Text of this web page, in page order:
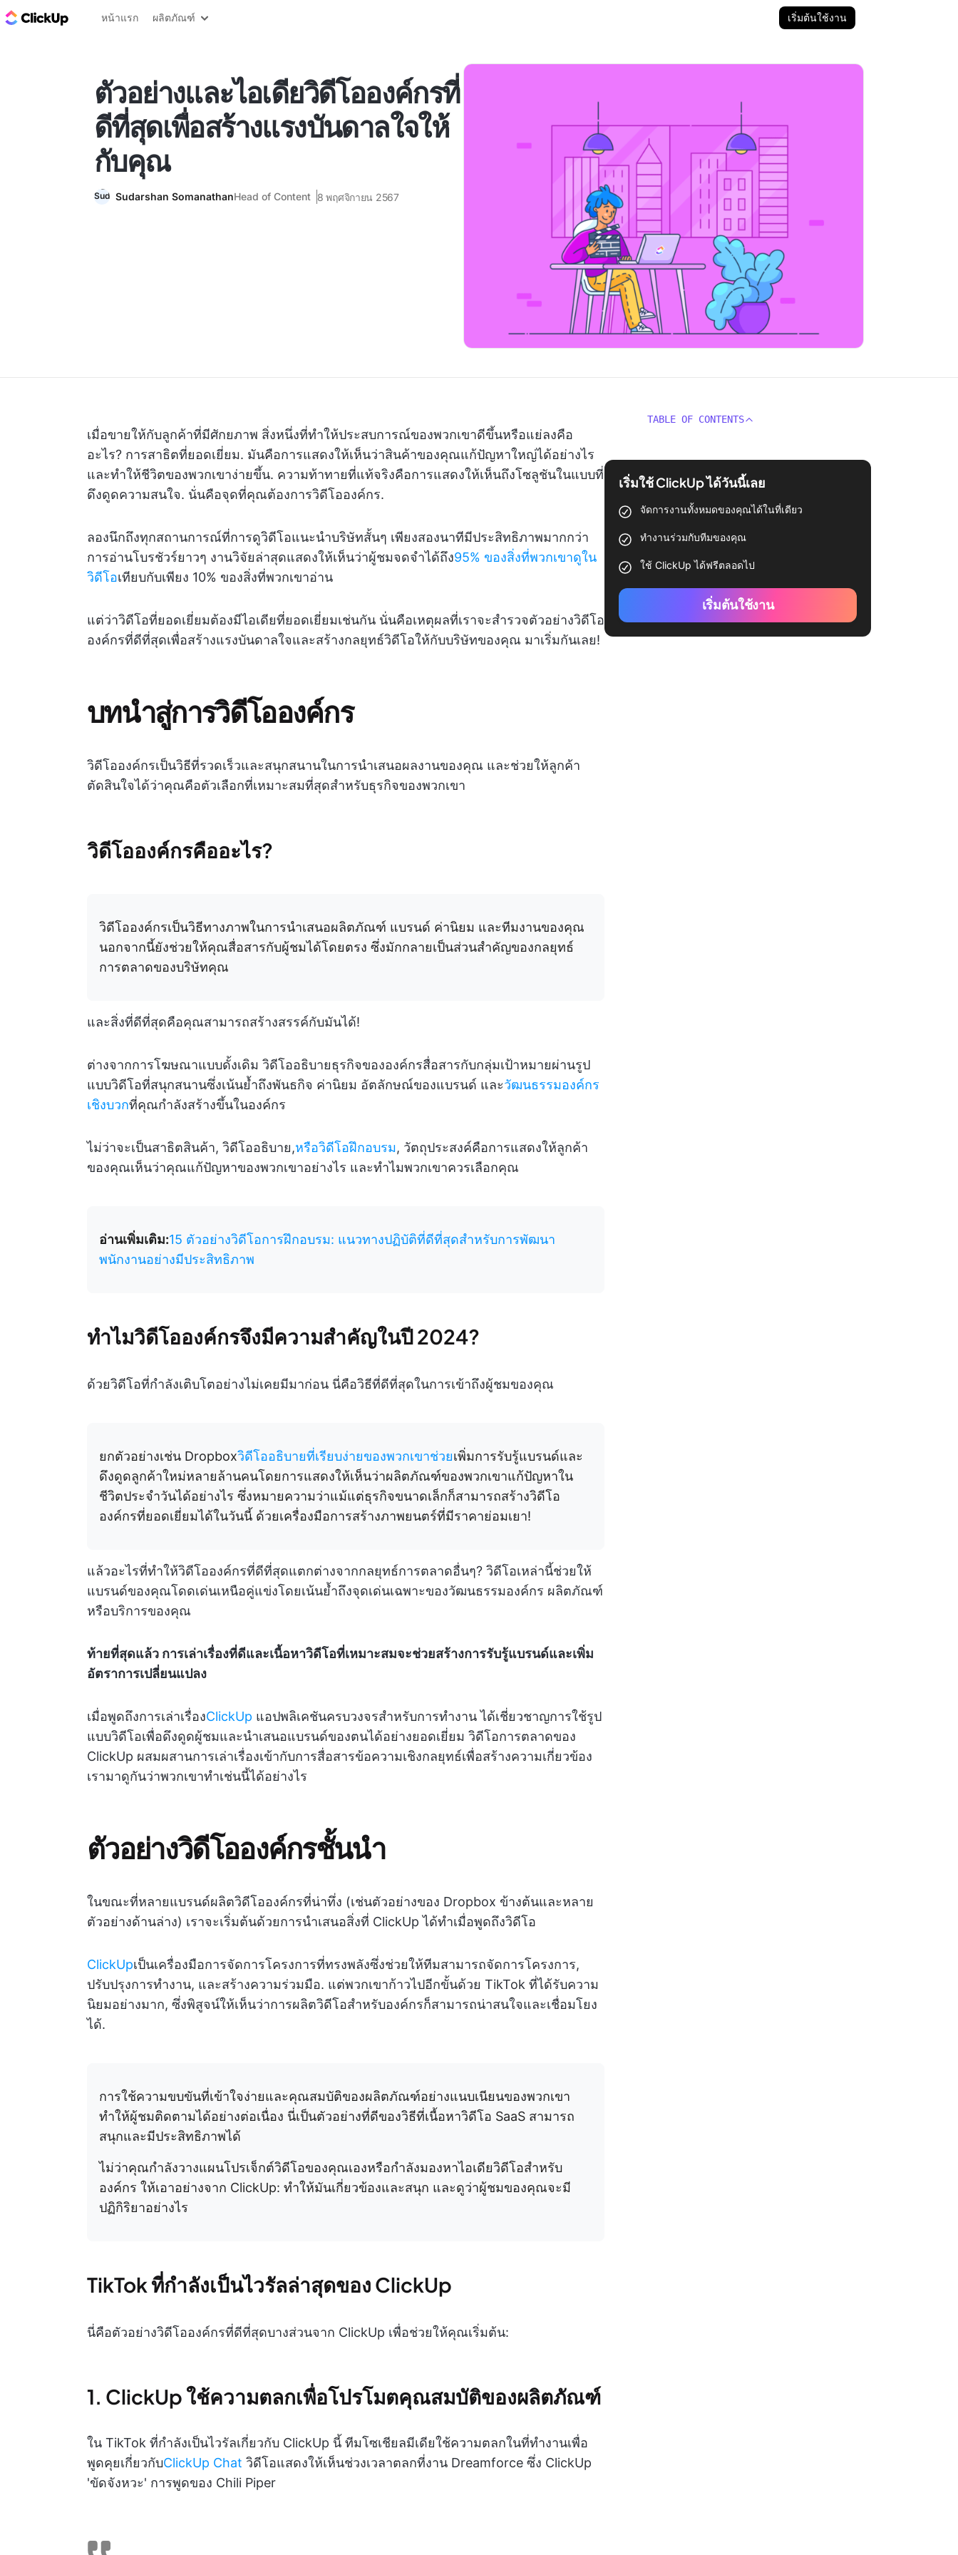
บล็อก ClickUp
หน้าแรก ผลิตภัณฑ์ เริ่มต้นใช้งาน
ตัวอย่างและไอเดียวิดีโอองค์กรที่
ดีที่สุดเพื่อสร้างแรงบันดาลใจให้
กับคุณ
Sudarshan SomanathanHead of Content 8 พฤศจิกายน 2567
เมื่อขายให้กับลูกค้าที่มีศักยภาพ สิ่งหนึ่งที่ทำให้ประสบการณ์ของพวกเขาดีขึ้นหรือแย่ลงคือ
อะไร? การสาธิตที่ยอดเยี่ยม. มันคือการแสดงให้เห็นว่าสินค้าของคุณแก้ปัญหาใหญ่ได้อย่างไร
และทำให้ชีวิตของพวกเขาง่ายขึ้น. ความท้าทายที่แท้จริงคือการแสดงให้เห็นถึงโซลูชันในแบบที่
ดึงดูดความสนใจ. นั่นคือจุดที่คุณต้องการวิดีโอองค์กร.
ลองนึกถึงทุกสถานการณ์ที่การดูวิดีโอแนะนำบริษัทสั้นๆ เพียงสองนาทีมีประสิทธิภาพมากกว่า
การอ่านโบรชัวร์ยาวๆ งานวิจัยล่าสุดแสดงให้เห็นว่าผู้ชมจดจำได้ถึง95% ของสิ่งที่พวกเขาดูใน
วิดีโอเทียบกับเพียง 10% ของสิ่งที่พวกเขาอ่าน
แต่ว่าวิดีโอที่ยอดเยี่ยมต้องมีไอเดียที่ยอดเยี่ยมเช่นกัน นั่นคือเหตุผลที่เราจะสำรวจตัวอย่างวิดีโอ
องค์กรที่ดีที่สุดเพื่อสร้างแรงบันดาลใจและสร้างกลยุทธ์วิดีโอให้กับบริษัทของคุณ มาเริ่มกันเลย!
บทนำสู่การวิดีโอองค์กร
วิดีโอองค์กรเป็นวิธีที่รวดเร็วและสนุกสนานในการนำเสนอผลงานของคุณ และช่วยให้ลูกค้า
ตัดสินใจได้ว่าคุณคือตัวเลือกที่เหมาะสมที่สุดสำหรับธุรกิจของพวกเขา
วิดีโอองค์กรคืออะไร?
วิดีโอองค์กรเป็นวิธีทางภาพในการนำเสนอผลิตภัณฑ์ แบรนด์ ค่านิยม และทีมงานของคุณ
นอกจากนี้ยังช่วยให้คุณสื่อสารกับผู้ชมได้โดยตรง ซึ่งมักกลายเป็นส่วนสำคัญของกลยุทธ์
การตลาดของบริษัทคุณ
และสิ่งที่ดีที่สุดคือคุณสามารถสร้างสรรค์กับมันได้!
ต่างจากการโฆษณาแบบดั้งเดิม วิดีโออธิบายธุรกิจขององค์กรสื่อสารกับกลุ่มเป้าหมายผ่านรูป
แบบวิดีโอที่สนุกสนานซึ่งเน้นย้ำถึงพันธกิจ ค่านิยม อัตลักษณ์ของแบรนด์ และวัฒนธรรมองค์กร
เชิงบวกที่คุณกำลังสร้างขึ้นในองค์กร
ไม่ว่าจะเป็นสาธิตสินค้า, วิดีโออธิบาย,หรือวิดีโอฝึกอบรม, วัตถุประสงค์คือการแสดงให้ลูกค้า
ของคุณเห็นว่าคุณแก้ปัญหาของพวกเขาอย่างไร และทำไมพวกเขาควรเลือกคุณ
อ่านเพิ่มเติม:15 ตัวอย่างวิดีโอการฝึกอบรม: แนวทางปฏิบัติที่ดีที่สุดสำหรับการพัฒนา
พนักงานอย่างมีประสิทธิภาพ
ทำไมวิดีโอองค์กรจึงมีความสำคัญในปี 2024?
ด้วยวิดีโอที่กำลังเติบโตอย่างไม่เคยมีมาก่อน นี่คือวิธีที่ดีที่สุดในการเข้าถึงผู้ชมของคุณ
ยกตัวอย่างเช่น Dropboxวิดีโออธิบายที่เรียบง่ายของพวกเขาช่วยเพิ่มการรับรู้แบรนด์และ
ดึงดูดลูกค้าใหม่หลายล้านคนโดยการแสดงให้เห็นว่าผลิตภัณฑ์ของพวกเขาแก้ปัญหาใน
ชีวิตประจำวันได้อย่างไร ซึ่งหมายความว่าแม้แต่ธุรกิจขนาดเล็กก็สามารถสร้างวิดีโอ
องค์กรที่ยอดเยี่ยมได้ในวันนี้ ด้วยเครื่องมือการสร้างภาพยนตร์ที่มีราคาย่อมเยา!
แล้วอะไรที่ทำให้วิดีโอองค์กรที่ดีที่สุดแตกต่างจากกลยุทธ์การตลาดอื่นๆ? วิดีโอเหล่านี้ช่วยให้
แบรนด์ของคุณโดดเด่นเหนือคู่แข่งโดยเน้นย้ำถึงจุดเด่นเฉพาะของวัฒนธรรมองค์กร ผลิตภัณฑ์
หรือบริการของคุณ
ท้ายที่สุดแล้ว การเล่าเรื่องที่ดีและเนื้อหาวิดีโอที่เหมาะสมจะช่วยสร้างการรับรู้แบรนด์และเพิ่ม
อัตราการเปลี่ยนแปลง
เมื่อพูดถึงการเล่าเรื่องClickUp แอปพลิเคชันครบวงจรสำหรับการทำงาน ได้เชี่ยวชาญการใช้รูป
แบบวิดีโอเพื่อดึงดูดผู้ชมและนำเสนอแบรนด์ของตนได้อย่างยอดเยี่ยม วิดีโอการตลาดของ
ClickUp ผสมผสานการเล่าเรื่องเข้ากับการสื่อสารข้อความเชิงกลยุทธ์เพื่อสร้างความเกี่ยวข้อง
เรามาดูกันว่าพวกเขาทำเช่นนี้ได้อย่างไร
ตัวอย่างวิดีโอองค์กรชั้นนำ
ในขณะที่หลายแบรนด์ผลิตวิดีโอองค์กรที่น่าทึ่ง (เช่นตัวอย่างของ Dropbox ข้างต้นและหลาย
ตัวอย่างด้านล่าง) เราจะเริ่มต้นด้วยการนำเสนอสิ่งที่ ClickUp ได้ทำเมื่อพูดถึงวิดีโอ
ClickUpเป็นเครื่องมือการจัดการโครงการที่ทรงพลังซึ่งช่วยให้ทีมสามารถจัดการโครงการ,
ปรับปรุงการทำงาน, และสร้างความร่วมมือ. แต่พวกเขาก้าวไปอีกขั้นด้วย TikTok ที่ได้รับความ
นิยมอย่างมาก, ซึ่งพิสูจน์ให้เห็นว่าการผลิตวิดีโอสำหรับองค์กรก็สามารถน่าสนใจและเชื่อมโยง
ได้.
การใช้ความขบขันที่เข้าใจง่ายและคุณสมบัติของผลิตภัณฑ์อย่างแนบเนียนของพวกเขา
ทำให้ผู้ชมติดตามได้อย่างต่อเนื่อง นี่เป็นตัวอย่างที่ดีของวิธีที่เนื้อหาวิดีโอ SaaS สามารถ
สนุกและมีประสิทธิภาพได้
ไม่ว่าคุณกำลังวางแผนโปรเจ็กต์วิดีโอของคุณเองหรือกำลังมองหาไอเดียวิดีโอสำหรับ
องค์กร ให้เอาอย่างจาก ClickUp: ทำให้มันเกี่ยวข้องและสนุก และดูว่าผู้ชมของคุณจะมี
ปฏิกิริยาอย่างไร
TikTok ที่กำลังเป็นไวรัลล่าสุดของ ClickUp
นี่คือตัวอย่างวิดีโอองค์กรที่ดีที่สุดบางส่วนจาก ClickUp เพื่อช่วยให้คุณเริ่มต้น:
1. ClickUp ใช้ความตลกเพื่อโปรโมตคุณสมบัติของผลิตภัณฑ์
ใน TikTok ที่กำลังเป็นไวรัลเกี่ยวกับ ClickUp นี้ ทีมโซเชียลมีเดียใช้ความตลกในที่ทำงานเพื่อ
พูดคุยเกี่ยวกับClickUp Chat วิดีโอแสดงให้เห็นช่วงเวลาตลกที่งาน Dreamforce ซึ่ง ClickUp
'ขัดจังหวะ' การพูดของ Chili Piper
TABLE OF CONTENTS
เริ่มใช้ ClickUp ได้วันนี้เลย
จัดการงานทั้งหมดของคุณได้ในที่เดียว
ทำงานร่วมกับทีมของคุณ
ใช้ ClickUp ได้ฟรีตลอดไป
เริ่มต้นใช้งาน